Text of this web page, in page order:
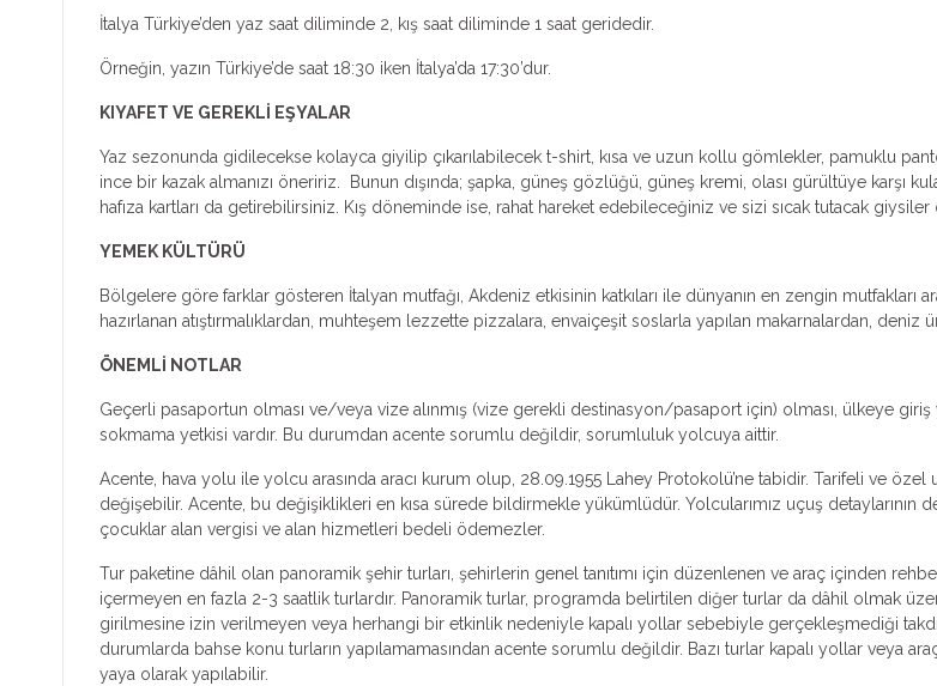
İtalya Türkiye’den yaz saat diliminde 2, kış saat diliminde 1 saat geridedir.
Örneğin, yazın Türkiye’de saat 18:30 iken İtalya’da 17:30’dur.
KIYAFET VE GEREKLİ EŞYALAR
Yaz sezonunda gidilecekse kolayca giyilip çıkarılabilecek t-shirt, kısa ve uzun kollu gömlekler, pamuklu
ince bir kazak almanızı öneririz. Bunun dışında; şapka, güneş gözlüğü, güneş kremi, olası gürültüye karşı
hafıza kartları da getirebilirsiniz. Kış döneminde ise, rahat hareket edebileceğiniz ve sizi sıcak tutacak giysiler
YEMEK KÜLTÜRÜ
Bölgelere göre farklar gösteren İtalyan mutfağı, Akdeniz etkisinin katkıları ile dünyanın en zengin
hazırlanan atıştırmalıklardan, muhteşem lezzette pizzalara, envaiçeşit soslarla yapılan makarnalardan,
ÖNEMLİ NOTLAR
Geçerli pasaportun olması ve/veya vize alınmış (vize gerekli destinasyon/pasaport için) olması, ülkeye
sokmama yetkisi vardır. Bu durumdan acente sorumlu değildir, sorumluluk yolcuya aittir.
Acente, hava yolu ile yolcu arasında aracı kurum olup, 28.09.1955 Lahey Protokolü’ne tabidir. Tarifeli ve
değişebilir. Acente, bu değişiklikleri en kısa sürede bildirmekle yükümlüdür. Yolcularımız uçuş detaylarının
çocuklar alan vergisi ve alan hizmetleri bedeli ödemezler.
Tur paketine dâhil olan panoramik şehir turları, şehirlerin genel tanıtımı için düzenlenen ve araç içinden
içermeyen en fazla 2-3 saatlik turlardır. Panoramik turlar, programda belirtilen diğer turlar da dâhil olmak
girilmesine izin verilmeyen veya herhangi bir etkinlik nedeniyle kapalı yollar sebebiyle gerçekleşmediği
durumlarda bahse konu turların yapılamamasından acente sorumlu değildir. Bazı turlar kapalı yollar veya
yaya olarak yapılabilir.